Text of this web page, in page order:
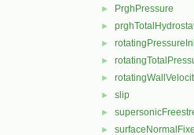
► PrghPressure
►
►
►
►
► slip
►
►